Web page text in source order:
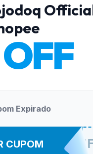
Expirado
GOOJDCEWF
CUPOM